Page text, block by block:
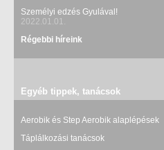
Személyi edzés Gyulával!
2022.01.01.
Régebbi híreink
Egyéb tippek, tanácsok
Aerobik és Step Aerobik alaplépések
Táplálkozási tanácsok